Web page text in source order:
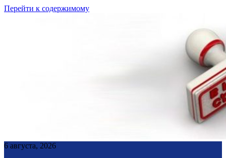
Перейти к содержимому
6 августа, 2026